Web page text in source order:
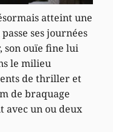
atteint une
ses journées
son ouïe fine lui
le milieu
de thriller et
de braquage
avec un ou deux